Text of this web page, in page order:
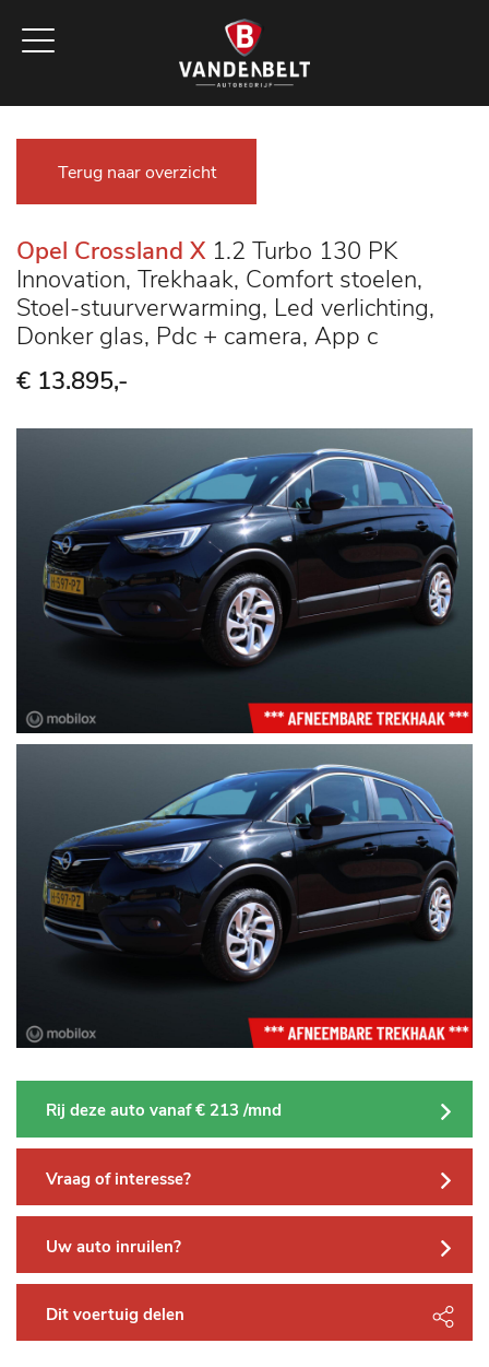
Terug naar overzicht
Opel Crossland X 1.2 Turbo 130 PK
Innovation, Trekhaak, Comfort stoelen,
Stoel-stuurverwarming, Led verlichting,
Donker glas, Pdc + camera, App c
€ 13.895,-
Rij deze auto vanaf € 213 /mnd
Vraag of interesse?
Uw auto inruilen?
Dit voertuig delen